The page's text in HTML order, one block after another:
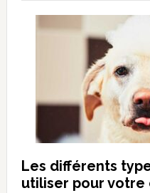
Les différents
utiliser pour votre